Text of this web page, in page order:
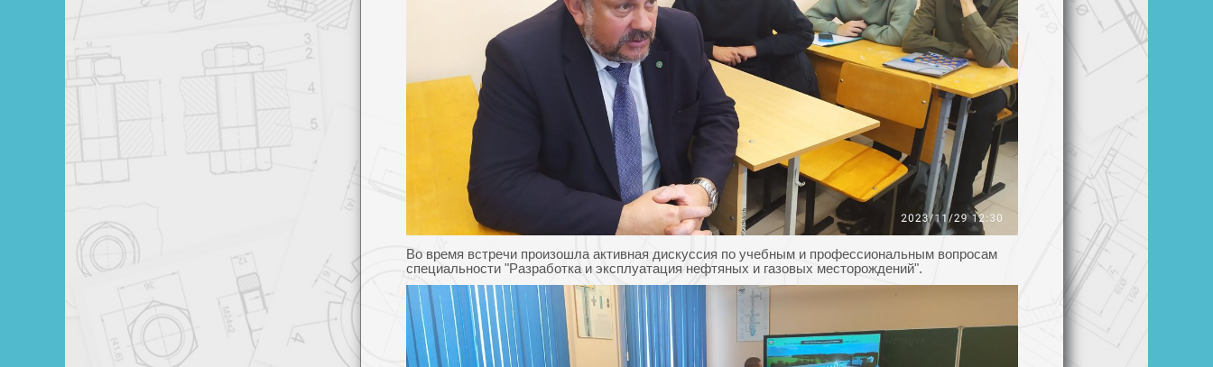
Во время встречи произошла активная дискуссия по учебным и профессиональным вопросам
специальности "Разработка и эксплуатация нефтяных и газовых месторождений".